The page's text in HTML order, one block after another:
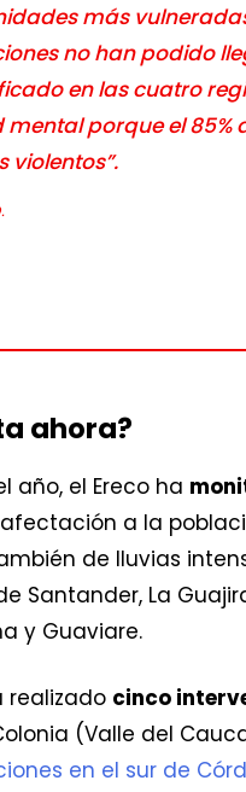
más
no han podido
en las cuatro
porque el 85%
violentos”.
ahora?
año, el Ereco ha
a la
de lluvias
Santander, La
y Guaviare.
realizado cinco
(Valle del
en el sur de